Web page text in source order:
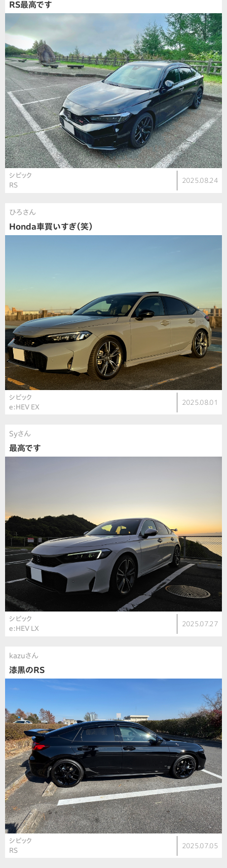
RS最高です
シビック
RS
2025.08.24
ひろさん
Honda車買いすぎ（笑）
シビック
e:HEV EX
2025.08.01
Syさん
最高です
シビック
e:HEV LX
2025.07.27
kazuさん
漆黒のRS
シビック
RS
2025.07.05